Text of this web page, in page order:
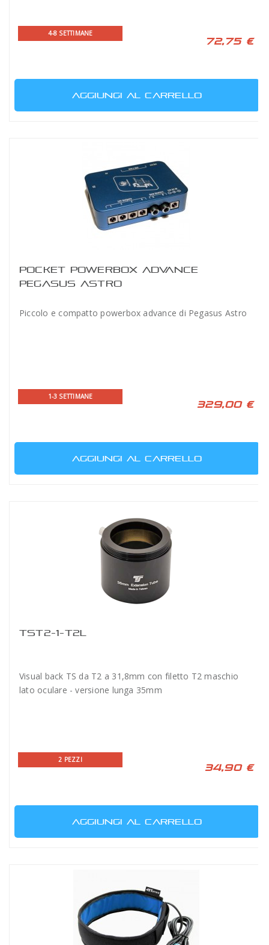
4-8 SETTIMANE
72,75 €
AGGIUNGI AL CARRELLO
POCKET POWERBOX ADVANCE
PEGASUS ASTRO
Piccolo e compatto powerbox advance di Pegasus Astro
1-3 SETTIMANE
329,00 €
AGGIUNGI AL CARRELLO
TST2-1-T2L
Visual back TS da T2 a 31,8mm con filetto T2 maschio
lato oculare - versione lunga 35mm
2 PEZZI
34,90 €
AGGIUNGI AL CARRELLO